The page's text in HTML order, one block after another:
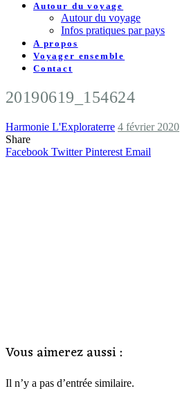
Autour du voyage
Autour du voyage
Infos pratiques par pays
A propos
Voyager ensemble
Contact
20190619_154624
Harmonie L'Exploraterre 4 février 2020
Share
Facebook Twitter Pinterest Email
Vous aimerez aussi :
Il n’y a pas d’entrée similaire.